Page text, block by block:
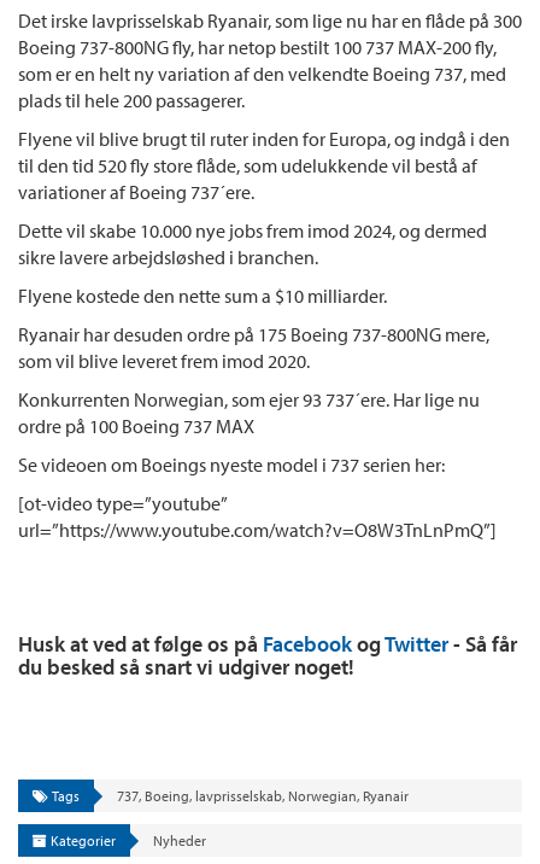
Det irske lavprisselskab Ryanair, som lige nu har en flåde på 300
Boeing 737-800NG fly, har netop bestilt 100 737 MAX-200 fly,
som er en helt ny variation af den velkendte Boeing 737, med
plads til hele 200 passagerer.
Flyene vil blive brugt til ruter inden for Europa, og indgå i den
til den tid 520 fly store flåde, som udelukkende vil bestå af
variationer af Boeing 737´ere.
Dette vil skabe 10.000 nye jobs frem imod 2024, og dermed
sikre lavere arbejdsløshed i branchen.
Flyene kostede den nette sum a $10 milliarder.
Ryanair har desuden ordre på 175 Boeing 737-800NG mere,
som vil blive leveret frem imod 2020.
Konkurrenten Norwegian, som ejer 93 737´ere. Har lige nu
ordre på 100 Boeing 737 MAX
Se videoen om Boeings nyeste model i 737 serien her:
[ot-video type=”youtube”
url=”https://www.youtube.com/watch?v=O8W3TnLnPmQ”]
Husk at ved at følge os på FacebookogTwitter- Så får
du besked så snart vi udgiver noget!
Tags 737, Boeing, lavprisselskab, Norwegian, Ryanair
Kategorier Nyheder